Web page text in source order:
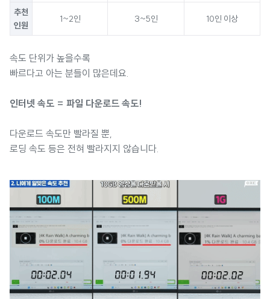
추천
인원
1~2인 3~5인 10인 이상
속도 단위가 높을수록
빠르다고 아는 분들이 많은데요.
인터넷 속도 = 파일 다운로드 속도!
다운로드 속도만 빨라질 뿐,
로딩 속도 등은 전혀 빨라지지 않습니다.